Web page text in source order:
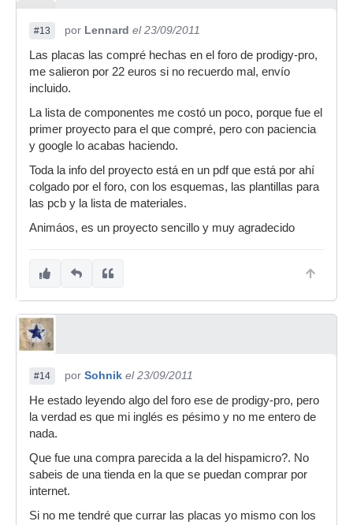
#13 por Lennard el 23/09/2011
Las placas las compré hechas en el foro de prodigy-pro,
me salieron por 22 euros si no recuerdo mal, envío
incluido.
La lista de componentes me costó un poco, porque fue el
primer proyecto para el que compré, pero con paciencia
y google lo acabas haciendo.
Toda la info del proyecto está en un pdf que está por ahí
colgado por el foro, con los esquemas, las plantillas para
las pcb y la lista de materiales.
Animáos, es un proyecto sencillo y muy agradecido
#14 por Sohnik el 23/09/2011
He estado leyendo algo del foro ese de prodigy-pro, pero
la verdad es que mi inglés es pésimo y no me entero de
nada.
Que fue una compra parecida a la del hispamicro?. No
sabeis de una tienda en la que se puedan comprar por
internet.
Si no me tendré que currar las placas yo mismo con los